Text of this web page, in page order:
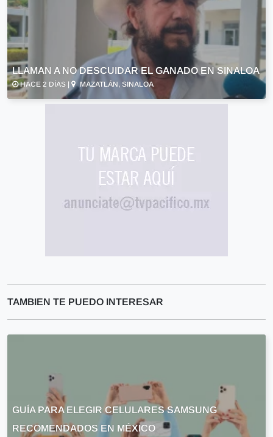
LLAMAN A NO DESCUIDAR EL GANADO EN SINALOA
HACE 2 DÍAS | MAZATLÁN, SINALOA
TAMBIEN TE PUEDO INTERESAR
GUÍA PARA ELEGIR CELULARES SAMSUNG
RECOMENDADOS EN MÉXICO